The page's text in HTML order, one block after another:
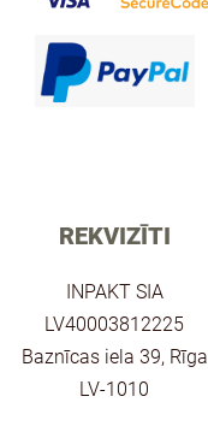
REKVIZĪTI
INPAKT SIA
LV40003812225
Baznīcas iela 39, Rīga
LV-1010